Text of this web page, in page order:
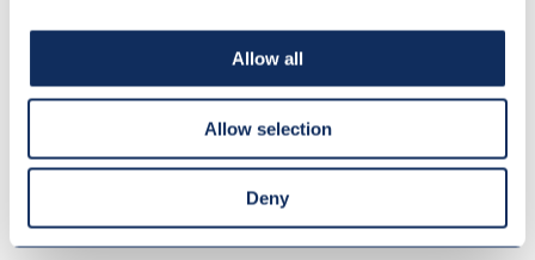
Allow all
Allow selection
Deny
specyficznych potrzeb użytkownika. Dzięki tym rozwiązaniom, nasze
są nieodzownym elementem w wielu branżach
przemysłu. Wszystkie produkty oferowane przez nas jako
producent
zawiesi pasowychsą wykonane z materiałów najwyższej jakości,
gwarantując wyjątkową wytrzymałość oraz długą żywotność operacyjną.
ZAWIESIA PASOWE Z
PRAKTYCZNYMI DODATKAMI